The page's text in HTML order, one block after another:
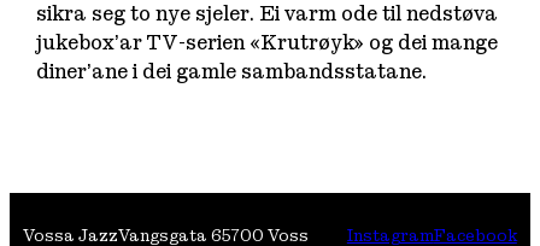
sikra seg to nye sjeler. Ei varm ode til nedstøva
jukebox’ar TV-serien «Krutrøyk» og dei mange
diner’ane i dei gamle sambandsstatane.
Vossa JazzVangsgata 65700 Voss InstagramFacebook